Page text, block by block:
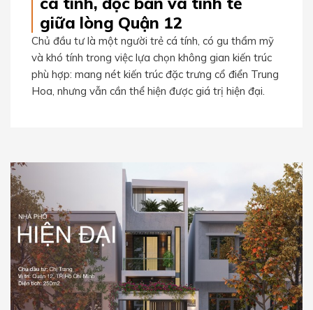
giữa lòng Quận 12
Chủ đầu tư là một người trẻ cá tính, có gu thẩm mỹ
và khó tính trong việc lựa chọn không gian kiến trúc
phù hợp: mang nét kiến trúc đặc trưng cổ điển Trung
Hoa, nhưng vẫn cần thể hiện được giá trị hiện đại.